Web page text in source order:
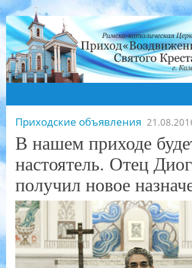
Приходские объявления
В нашем приходе
настоятель. Отец
получил новое